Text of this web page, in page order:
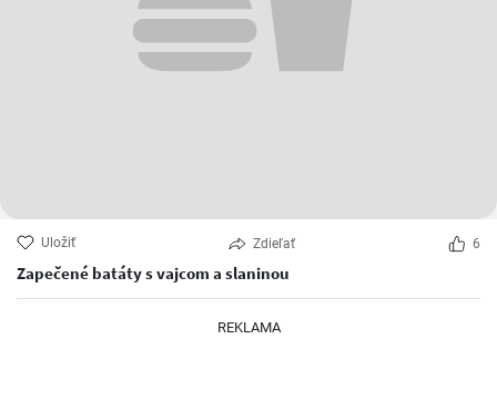
Uložiť Zdieľať 6
Zapečené batáty s vajcom a slaninou
REKLAMA